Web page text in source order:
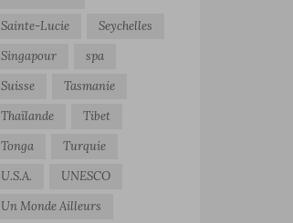
Sainte-Lucie
Seychelles
Singapour
spa
Suisse
Tasmanie
Thaïlande
Tibet
Tonga
Turquie
U.S.A.
UNESCO
Un Monde Ailleurs